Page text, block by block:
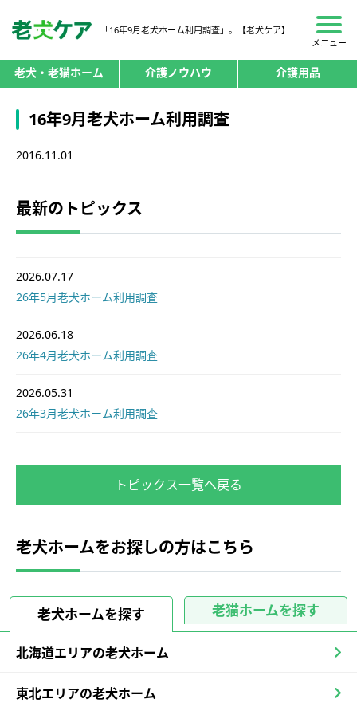
「16年9月老犬ホーム利用調査」。【老犬ケア】
メニュー
老犬・老猫ホーム 介護ノウハウ 介護用品
16年9月老犬ホーム利用調査
2016.11.01
最新のトピックス
2026.07.17
26年5月老犬ホーム利用調査
2026.06.18
26年4月老犬ホーム利用調査
2026.05.31
26年3月老犬ホーム利用調査
トピックス一覧へ戻る
老犬ホームをお探しの方はこちら
老犬ホームを探す 老猫ホームを探す
北海道エリアの老犬ホーム
東北エリアの老犬ホーム